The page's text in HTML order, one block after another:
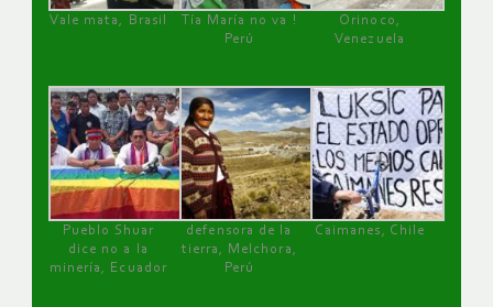
Vale mata, Brasil
Tía María no va !
Perú
Orinoco,
Venezuela
Pueblo Shuar
dice no a la
minería, Ecuador
defensora de la
tierra, Melchora,
Perú
Caimanes, Chile